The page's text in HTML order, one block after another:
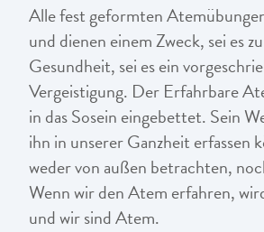
Alle fest geformten
und dienen einem Zweck, sei es
Gesundheit, sei es ein
Vergeistigung. Der Erfahrbare
in das Sosein eingebettet. Sein
ihn in unserer Ganzheit erfassen
weder von außen betrachten,
Wenn wir den Atem erfahren,
und wir sind Atem.